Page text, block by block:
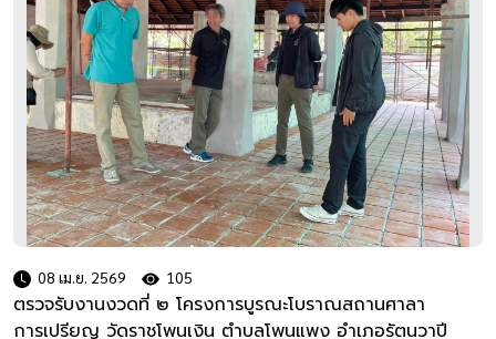
08 เม.ย. 2569 105
ตรวจรับงานงวดที่ ๒ โครงการบูรณะโบราณสถานศาลา
การเปรียญ วัดราชโพนเงิน ตำบลโพนแพง อำเภอรัตนวาปี